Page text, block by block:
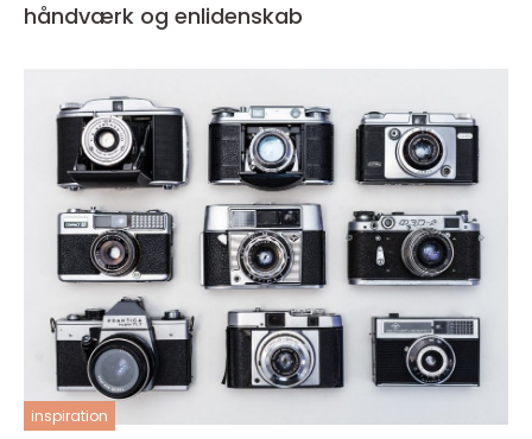
håndværk og enlidenskab
inspiration